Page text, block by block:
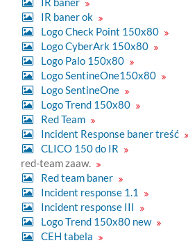
IR baner ok
Logo Check Point 150x80
Logo CyberArk 150x80
Logo Palo 150x80
Logo SentineOne150x80
Logo SentineOne
Logo Trend 150x80
Red Team
Incident Response baner treść
CLICO 150 do IR
red-team zaaw.
Red team baner
Incident response 1.1
Incident response III
Logo Trend 150x80 new
CEH tabela